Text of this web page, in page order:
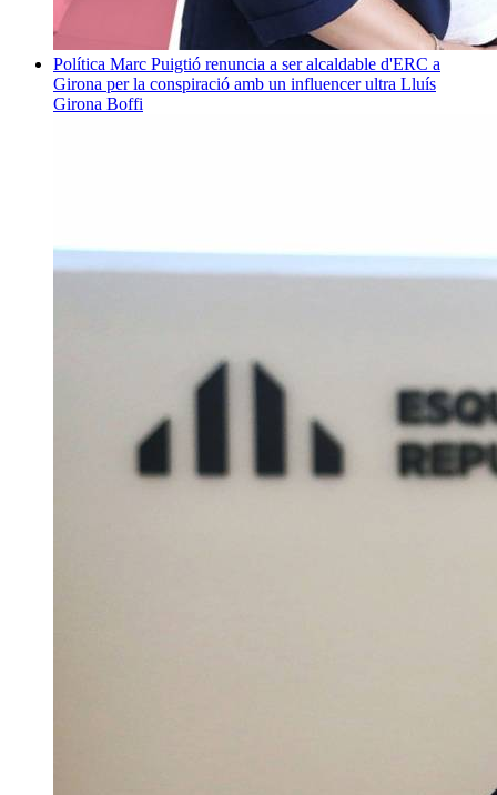
Política Marc Puigtió renuncia a ser alcaldable d'ERC a
Girona per la conspiració amb un influencer ultra Lluís
Girona Boffi